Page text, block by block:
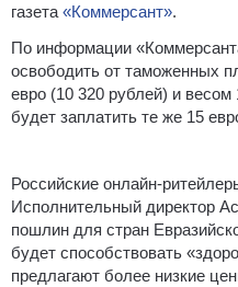
газета «Коммерсант».
По информации
освободить от таможенных
евро (10 320 рублей) и
будет заплатить те же 15
Российские онлайн-
Исполнительный директор
пошлин для стран
будет способствовать
предлагают более низкие